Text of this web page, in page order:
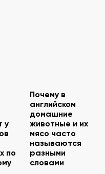
у
по
Почему в
английском
домашние
животные и их
мясо часто
называются
разными
словами